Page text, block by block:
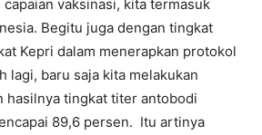
vaksinasi, kita termasuk
Begitu juga dengan tingkat
Kepri dalam menerapkan protokol
lagi, baru saja kita melakukan
hasilnya tingkat titer antobodi
89,6 persen. Itu artinya